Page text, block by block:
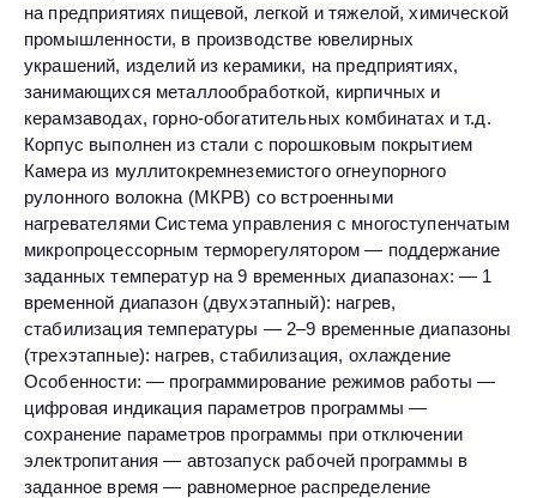
на предприятиях пищевой, легкой и тяжелой, химической
промышленности, в производстве ювелирных
украшений, изделий из керамики, на предприятиях,
занимающихся металлообработкой, кирпичных и
керамзаводах, горно-обогатительных комбинатах и т.д.
Корпус выполнен из стали с порошковым покрытием
Камера из муллитокремнеземистого огнеупорного
рулонного волокна (МКРВ) со встроенными
нагревателями Система управления с многоступенчатым
микропроцессорным терморегулятором — поддержание
заданных температур на 9 временных диапазонах: — 1
временной диапазон (двухэтапный): нагрев,
стабилизация температуры — 2–9 временные диапазоны
(трехэтапные): нагрев, стабилизация, охлаждение
Особенности: — программирование режимов работы —
цифровая индикация параметров программы —
сохранение параметров программы при отключении
электропитания — автозапуск рабочей программы в
заданное время — равномерное распределение